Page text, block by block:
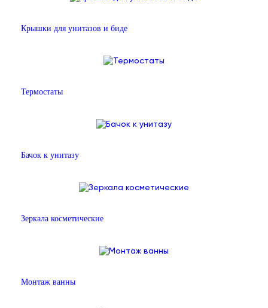
Крышки для унитазов и биде
Термостаты
Бачок к унитазу
Зеркала косметические
Монтаж ванны